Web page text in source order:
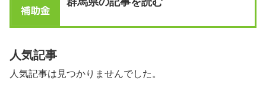
人気記事
人気記事は見つかりませんでした。